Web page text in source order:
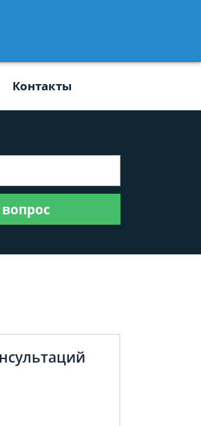
Контакты